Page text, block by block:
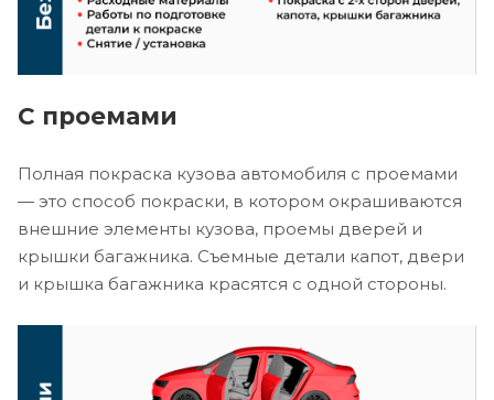
С проемами
Полная покраска кузова автомобиля с проемами
— это способ покраски, в котором окрашиваются
внешние элементы кузова, проемы дверей и
крышки багажника. Съемные детали капот, двери
и крышка багажника красятся с одной стороны.